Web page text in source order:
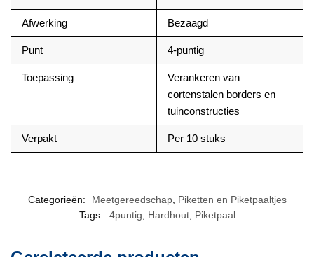
Afwerking Bezaagd
Punt 4-puntig
Toepassing
Verankeren van
cortenstalen borders en
tuinconstructies
Verpakt Per 10 stuks
Categorieën: Meetgereedschap, Piketten en Piketpaaltjes
Tags:
4puntig Hardhout, Piketpaal